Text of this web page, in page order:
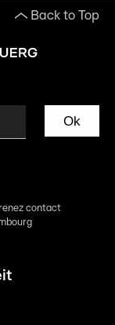
Back to Top
Ok
contact